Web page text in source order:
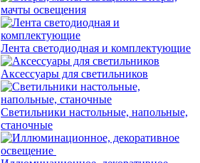
мачты освещения
Лента светодиодная и комплектующие
Аксессуары для светильников
Светильники настольные, напольные,
станочные